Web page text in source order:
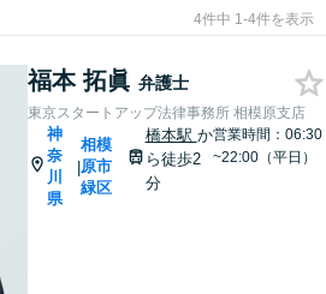
4件中 1-4件を表示
福本 拓眞 弁護士
東京スタートアップ法律事務所 相模原支店
神
奈
川
県
|
相模
原市
緑区
橋本駅 か
ら徒歩2
分
営業時間：06:30
~22:00（平日）